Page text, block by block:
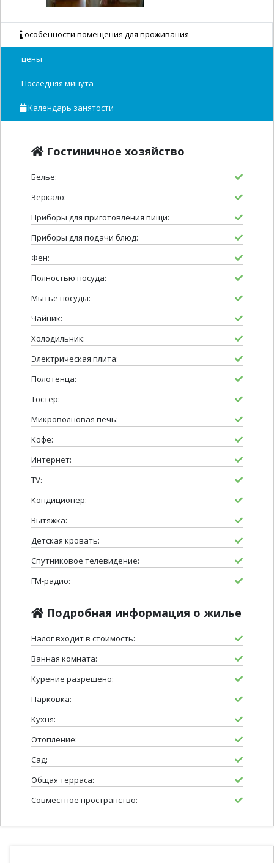
особенности помещения для проживания
цены
Последняя минута
Календарь занятости
Гостиничное хозяйство
Белье:
Зеркало:
Приборы для приготовления пищи:
Приборы для подачи блюд:
Фен:
Полностью посуда:
Мытье посуды:
Чайник:
Холодильник:
Электрическая плита:
Полотенца:
Тостер:
Микроволновая печь:
Кофе:
Интернет:
TV:
Кондиционер:
Вытяжка:
Детская кровать:
Спутниковое телевидение:
FM-радио:
Подробная информация о жилье
Налог входит в стоимость:
Ванная комната:
Курение разрешено:
Парковка:
Кухня:
Отопление:
Сад:
Общая терраса:
Совместное пространство: